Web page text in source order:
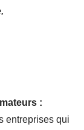
:
entreprises qui